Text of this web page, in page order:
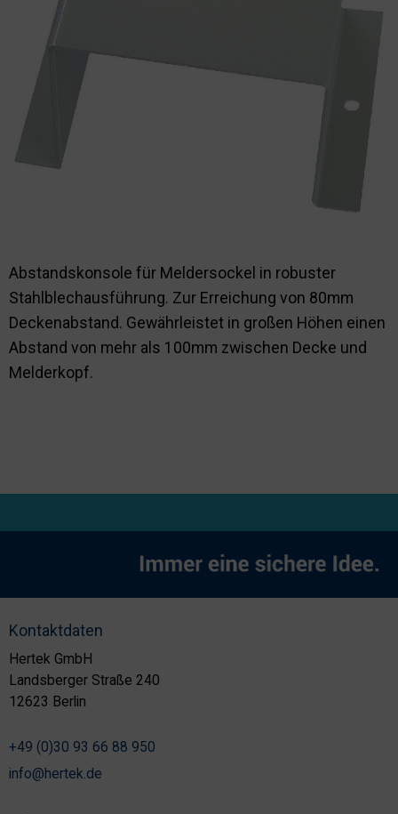
Nachhaltigkeit
Abstandskonsole für Meldersockel in robuster
Stahlblechausführung. Zur Erreichung von 80mm
Deckenabstand. Gewährleistet in großen Höhen einen
Abstand von mehr als 100mm zwischen Decke und
Melderkopf.
Kontaktdaten
Hertek GmbH
Landsberger Straße 240
12623 Berlin
+49 (0)30 93 66 88 950
info@hertek.de